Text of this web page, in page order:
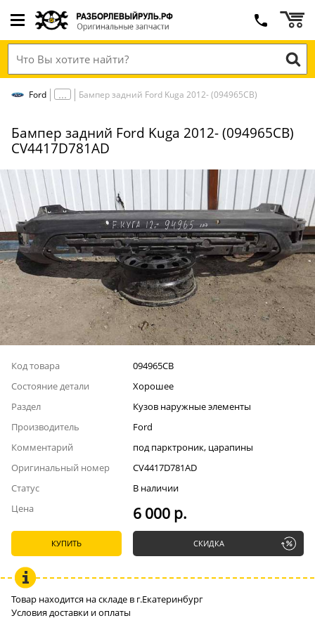
Ford Бампер задний Ford Kuga 2012- (094965СВ)
Бампер задний Ford Kuga 2012- (094965СВ)
CV4417D781AD
Код товара
094965СВ
Состояние детали
Хорошее
Раздел
Кузов наружные элементы
Производитель
Ford
Комментарий
под парктроник, царапины
Оригинальный номер
CV4417D781AD
Статус
В наличии
Цена
6 000 р.
КУПИТЬ СКИДКА
Товар находится на складе в г.Екатеринбург
Условия доставки и оплаты